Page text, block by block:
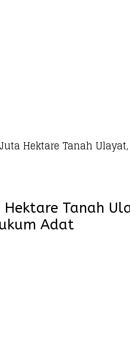
Hektare Tanah
Tanah
Adat